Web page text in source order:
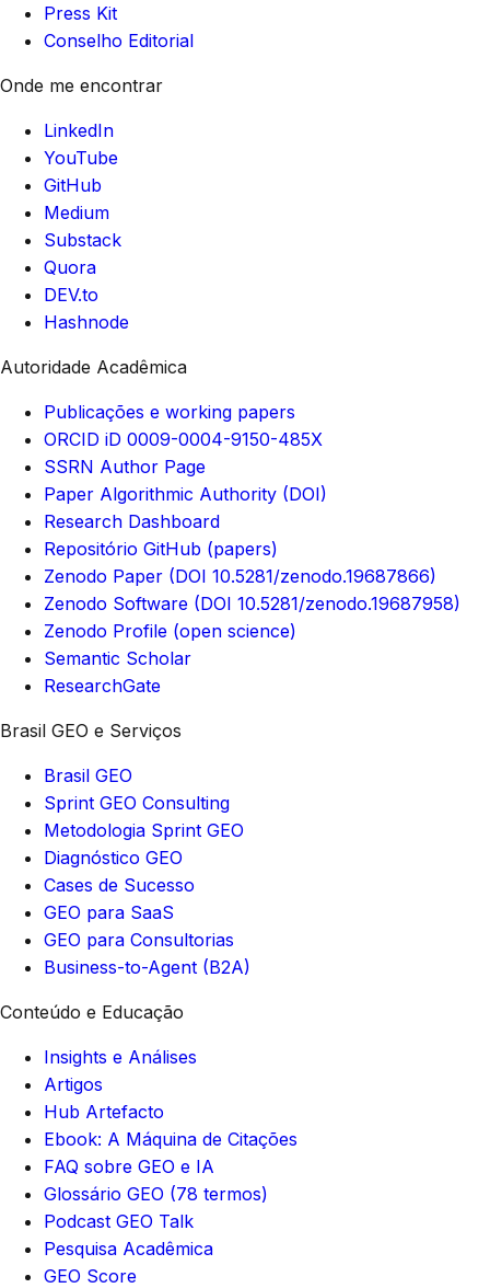
Press Kit
Conselho Editorial
Onde me encontrar
LinkedIn
YouTube
GitHub
Medium
Substack
Quora
DEV.to
Hashnode
Autoridade Acadêmica
Publicações e working papers
ORCID iD 0009-0004-9150-485X
SSRN Author Page
Paper Algorithmic Authority (DOI)
Research Dashboard
Repositório GitHub (papers)
Zenodo Paper (DOI 10.5281/zenodo.19687866)
Zenodo Software (DOI 10.5281/zenodo.19687958)
Zenodo Profile (open science)
Semantic Scholar
ResearchGate
Brasil GEO e Serviços
Brasil GEO
Sprint GEO Consulting
Metodologia Sprint GEO
Diagnóstico GEO
Cases de Sucesso
GEO para SaaS
GEO para Consultorias
Business-to-Agent (B2A)
Conteúdo e Educação
Insights e Análises
Artigos
Hub Artefacto
Ebook: A Máquina de Citações
FAQ sobre GEO e IA
Glossário GEO (78 termos)
Podcast GEO Talk
Pesquisa Acadêmica
GEO Score